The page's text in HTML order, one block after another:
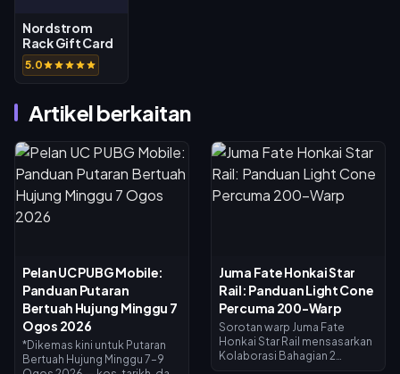
Nordstrom
Rack Gift Card
(US)
5.0
Artikel berkaitan
Pelan UC PUBG Mobile:
Panduan Putaran
Bertuah Hujung Minggu 7
Ogos 2026
*Dikemas kini untuk Putaran
Bertuah Hujung Minggu 7–9
Juma Fate Honkai Star
Rail: Panduan Light Cone
Percuma 200-Warp
Sorotan warp Juma Fate
Honkai Star Rail mensasarkan
Kolaborasi Bahagian 2